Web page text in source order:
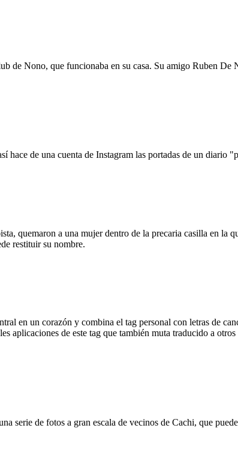
Nono, que funcionaba en su casa. Su amigo Ruben De
de una cuenta de Instagram las portadas de un diario
quemaron a una mujer dentro de la precaria casilla en la
restituir su nombre.
en un corazón y combina el tag personal con letras de
aplicaciones de este tag que también muta traducido a
de fotos a gran escala de vecinos de Cachi, que